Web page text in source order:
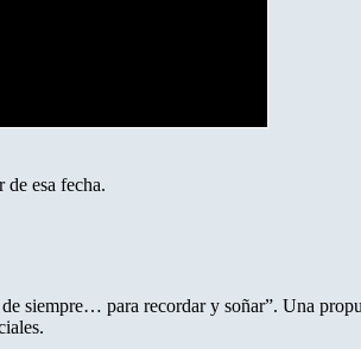
esa fecha.
siempre… para recordar y soñar”. Una